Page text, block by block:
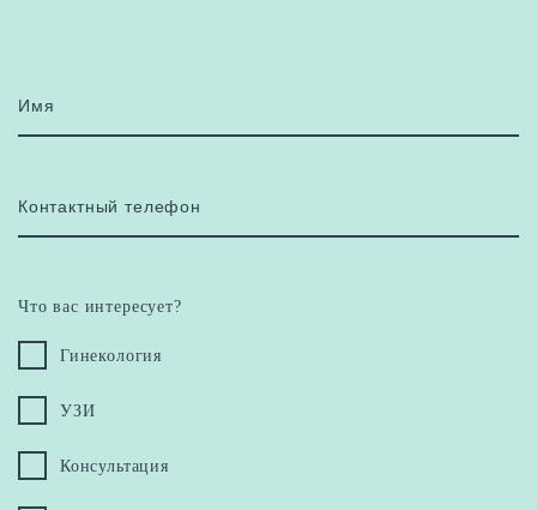
Имя
Контактный телефон
Что вас интересует?
Гинекология
УЗИ
Консультация